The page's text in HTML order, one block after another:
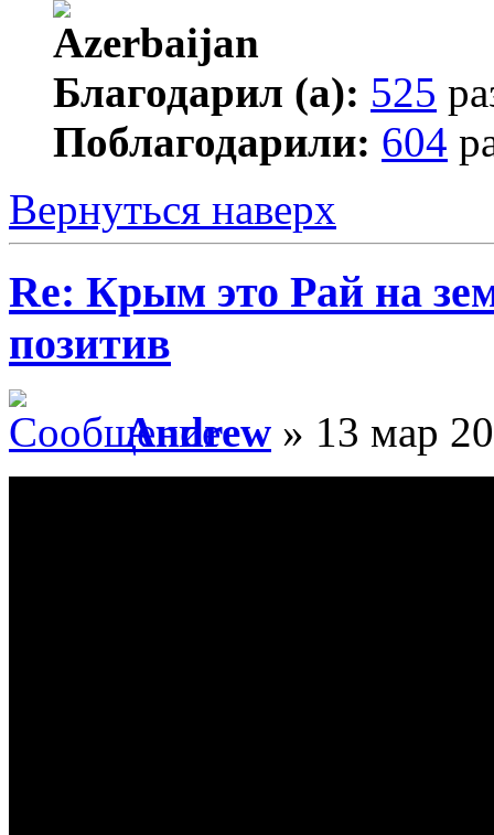
Благодарил (а): 525
Поблагодарили: 604
Вернуться наверх
Re: Крым это Рай на
позитив
Andrew » 13 мар